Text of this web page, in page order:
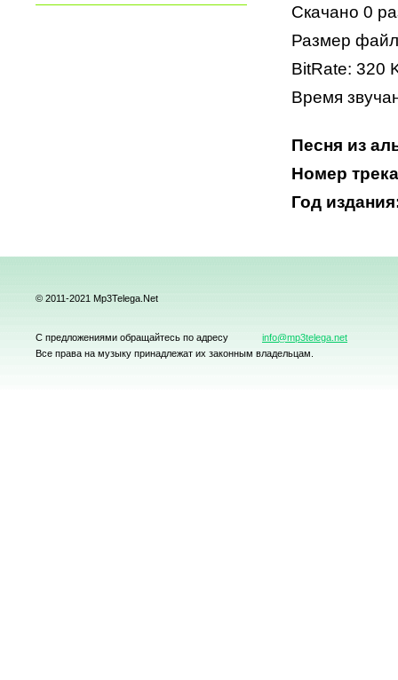
Скачано 0
Размер
BitRate: 320
Время
Песня из
Номер
Год
© 2011-2021 Mp3Telega.Net
С предложениями обращайтесь по адресу
info@mp3telega.net
Все права на музыку принадлежат их законным владельцам.